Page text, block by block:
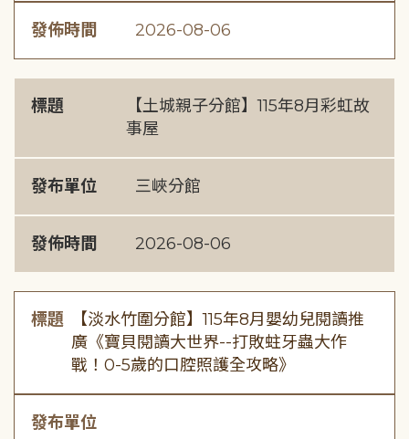
發佈時間 2026-08-06
標題
【土城親子分館】115年8月彩虹故
事屋
發布單位 三峽分館
發佈時間 2026-08-06
標題
【淡水竹圍分館】115年8月嬰幼兒閱讀推
廣《寶貝閱讀大世界--打敗蛀牙蟲大作
戰！0-5歲的口腔照護全攻略》
發布單位